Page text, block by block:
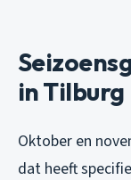
in Tilburg
Oktober en
dat heeft